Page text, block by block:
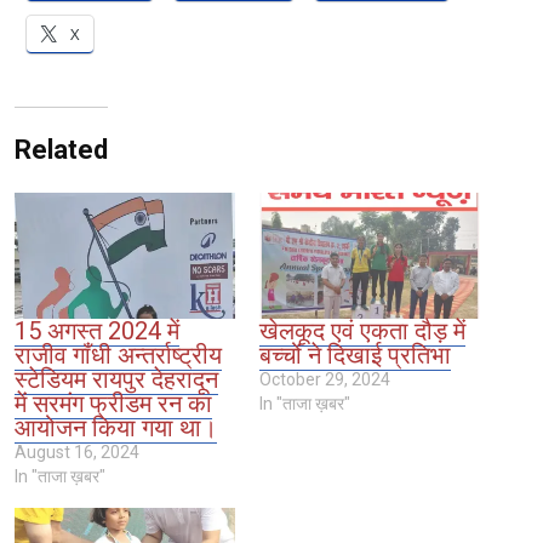
X
Related
15 अगस्त 2024 में
राजीव गाँधी अन्तर्राष्ट्रीय
स्टेडियम रायपुर देहरादून
में सरमंग फ्रीडम रन का
आयोजन किया गया था।
August 16, 2024
In "ताजा ख़बर"
खेलकूद एवं एकता दौड़ में
बच्चों ने दिखाई प्रतिभा
October 29, 2024
In "ताजा ख़बर"